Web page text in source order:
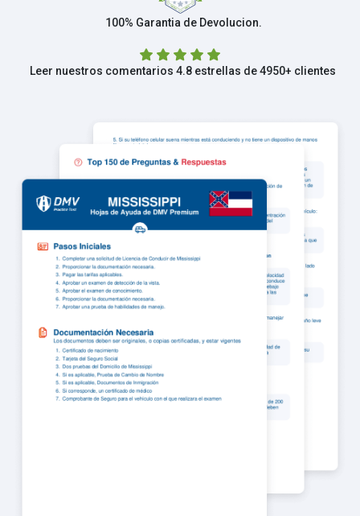
100% Garantia de Devolucion.
Leer nuestros comentarios 4.8 estrellas de 4950+ clientes